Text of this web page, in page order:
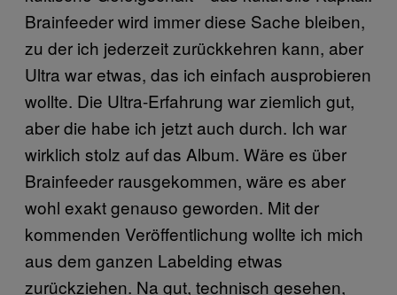
Brainfeeder wird immer diese Sache bleiben,
zu der ich jederzeit zurückkehren kann, aber
Ultra war etwas, das ich einfach ausprobieren
wollte. Die Ultra-Erfahrung war ziemlich gut,
aber die habe ich jetzt auch durch. Ich war
wirklich stolz auf das Album. Wäre es über
Brainfeeder rausgekommen, wäre es aber
wohl exakt genauso geworden. Mit der
kommenden Veröffentlichung wollte ich mich
aus dem ganzen Labelding etwas
zurückziehen. Na gut, technisch gesehen,